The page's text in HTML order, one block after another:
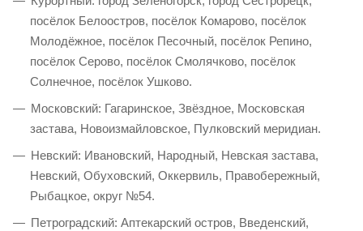
посёлок Белоостров, посёлок Комарово, посёлок
Молодёжное, посёлок Песочный, посёлок Репино,
посёлок Серово, посёлок Смолячково, посёлок
Солнечное, посёлок Ушково.
Московский: Гагаринское, Звёздное, Московская
застава, Новоизмайловское, Пулковский меридиан.
Невский: Ивановский, Народный, Невская застава,
Невский, Обуховский, Оккервиль, Правобережный,
Рыбацкое, округ №54.
Петроградский: Аптекарский остров, Введенский,